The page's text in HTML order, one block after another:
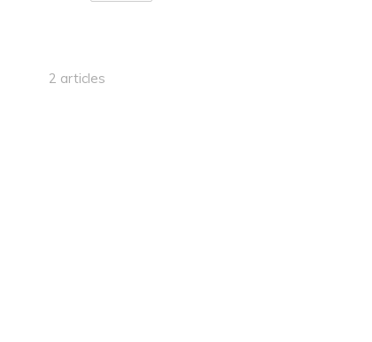
2 articles